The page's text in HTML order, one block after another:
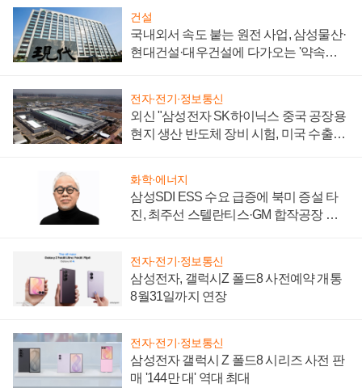
건설
국내외서 속도 붙는 원전 사업, 삼성물산·
현대건설·대우건설에 다가오는 '약속의
전자·전기·정보통신
외신 "삼성전자 SK하이닉스 중국 공장용
현지 생산 반도체 장비 시험, 미국 수출통
화학·에너지
삼성SDI ESS 수요 급증에 북미 증설 타
진, 최주선 스텔란티스·GM 합작공장 건
전자·전기·정보통신
삼성전자, 갤럭시Z 폴드8 사전예약 개통
8월31일까지 연장
전자·전기·정보통신
삼성전자 갤럭시 Z 폴드8 시리즈 사전 판
매 '144만 대' 역대 최대